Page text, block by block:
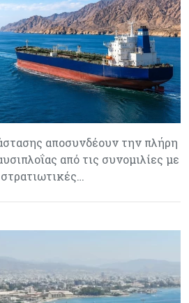
αποσυνδέουν την πλήρη
από τις συνομιλίες με